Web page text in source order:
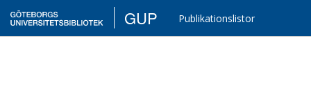
GUP Publikationslistor